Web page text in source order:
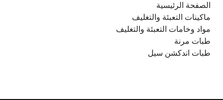
الصفحة الرئيسية
ماكينات التعبئة والتغليف
مواد وخامات التعبئة والتغليف
طبات مرنة
طبات اندكشن سيل